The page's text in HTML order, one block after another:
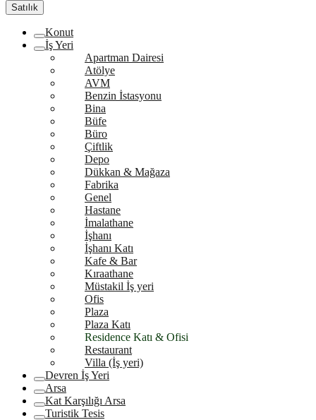
Satılık
Konut
İş Yeri
Apartman Dairesi
Atölye
AVM
Benzin İstasyonu
Bina
Büfe
Büro
Çiftlik
Depo
Dükkan & Mağaza
Fabrika
Genel
Hastane
İmalathane
İşhanı
İşhanı Katı
Kafe & Bar
Kıraathane
Müstakil İş yeri
Ofis
Plaza
Plaza Katı
Residence Katı & Ofisi
Restaurant
Villa (İş yeri)
Devren İş Yeri
Arsa
Kat Karşılığı Arsa
Turistik Tesis